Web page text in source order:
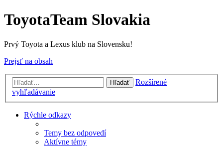
ToyotaTeam Slovakia
Prvý Toyota a Lexus klub na Slovensku!
Prejsť na obsah
Hľadať
Rozšírené
vyhľadávanie
Rýchle odkazy
Temy bez odpovedí
Aktívne témy